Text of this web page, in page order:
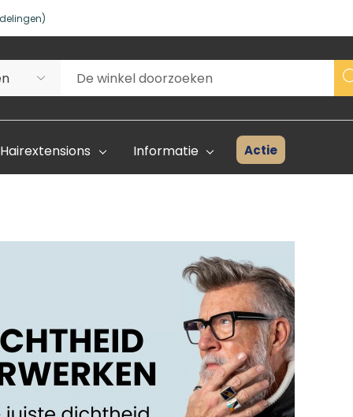
Hairextensions Informatie
FAQ
Beoordelingen En Getuigenissen
Contact
Verzending En Retourneren
Voorraad
Actie